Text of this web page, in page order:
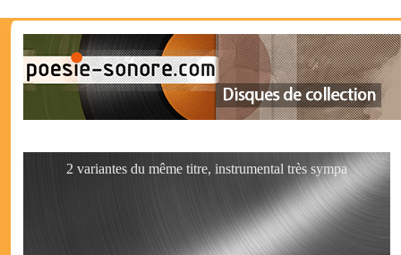
2 variantes du même titre, instrumental très sympa